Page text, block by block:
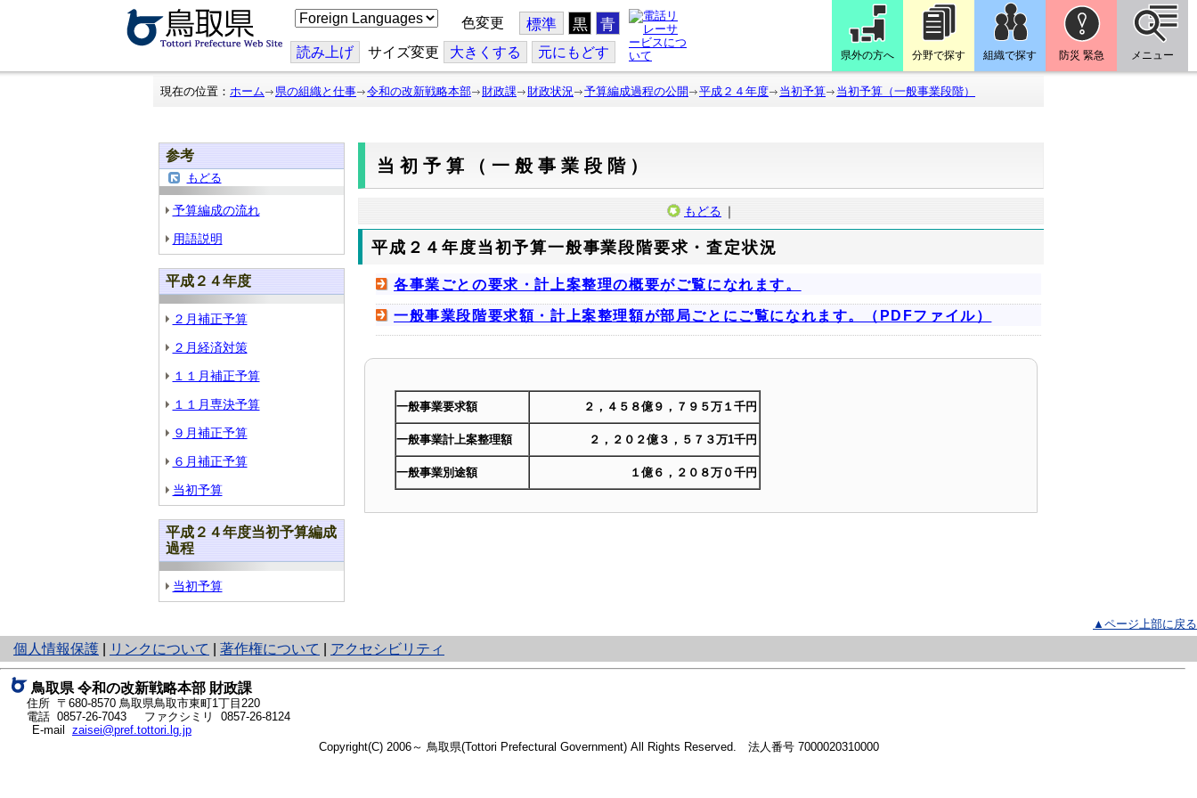
こ
の
ジ
を
翻
色変更 標準 黒 青
読み上げ サイズ変更 大きくする 元にもどす 県外の方へ 分野で探す 組織で探す 防災 緊急 メニュー
現在の位置： ホーム 県の組織と仕事 令和の改新戦略本部 財政課 財政状況 予算編成過程の公開 平成２４年度 当初予算 当初予算（一般事業段階）
参考
もどる
予算編成の流れ
用語説明
平成２４年度
２月補正予算
２月経済対策
１１月補正予算
１１月専決予算
９月補正予算
６月補正予算
当初予算
平成２４年度当初予算編成
過程
当初予算
当初予算（一般事業段階）
もどる ｜
平成２４年度当初予算一般事業段階要求・査定状況
各事業ごとの要求・計上案整理の概要がご覧になれます。
一般事業段階要求額・計上案整理額が部局ごとにご覧になれます。（PDFファイル）
一般事業要求額 ２，４５８億９，７９５万１千円
一般事業計上案整理額 ２，２０２億３，５７３万1千円
一般事業別途額 １億６，２０８万０千円
▲ページ上部に戻る
個人情報保護
と
り
ネ
ッ
ト
へ
リンクについて 著作権について アクセシビリティ
鳥取県 令和の改新戦略本部 財政課
住所 〒680-8570 鳥取県鳥取市東町1丁目220
電話 0857-26-7043
ファクシミリ 0857-26-8124
E-mail zaisei@pref.tottori.lg.jp
Copyright(C) 2006～ 鳥取県(Tottori Prefectural Government) All Rights Reserved. 法人番号 7000020310000